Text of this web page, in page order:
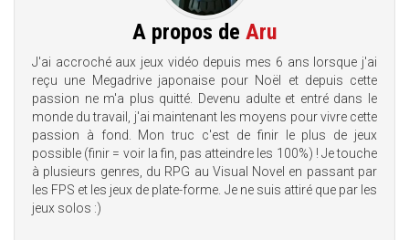
A propos de Aru
J'ai accroché aux jeux vidéo depuis mes 6 ans lorsque j'ai
reçu une Megadrive japonaise pour Noël et depuis cette
passion ne m'a plus quitté. Devenu adulte et entré dans le
monde du travail, j'ai maintenant les moyens pour vivre cette
passion à fond. Mon truc c'est de finir le plus de jeux
possible (finir = voir la fin, pas atteindre les 100%) ! Je touche
à plusieurs genres, du RPG au Visual Novel en passant par
les FPS et les jeux de plate-forme. Je ne suis attiré que par les
jeux solos :)